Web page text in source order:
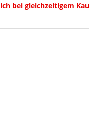
bei gleichzeitigem